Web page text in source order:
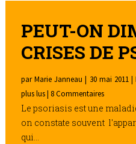
PEUT-ON
CRISES DE
parMarie Janneau | 30 mai 2011|
plus lus| 8 Commentaires
Le psoriasis est une
on constate souvent
qui...